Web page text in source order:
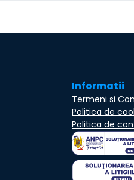
Informatii
Termeni si
Politica de
Politica de